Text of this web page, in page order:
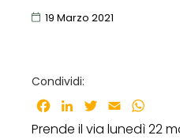
19 Marzo 2021
Condividi:
Facebook
LinkedInTwitter
Email
Prende il via lunedì 22